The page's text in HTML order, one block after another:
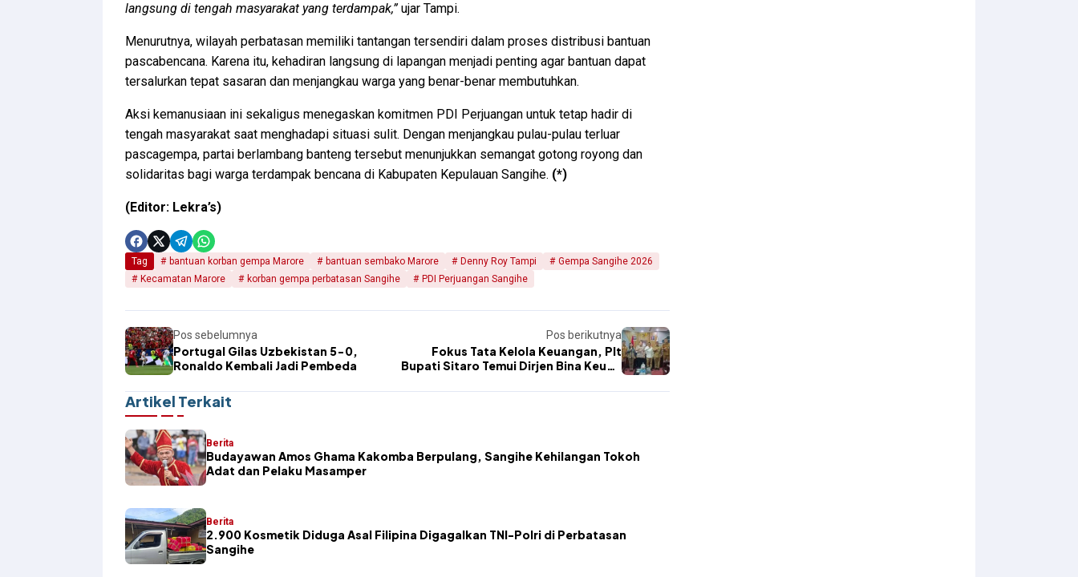
langsung di tengah masyarakat yang terdampak,”ujar Tampi.
Menurutnya, wilayah perbatasan memiliki tantangan tersendiri dalam proses distribusi bantuan
pascabencana. Karena itu, kehadiran langsung di lapangan menjadi penting agar bantuan dapat
tersalurkan tepat sasaran dan menjangkau warga yang benar-benar membutuhkan.
Aksi kemanusiaan ini sekaligus menegaskan komitmen PDI Perjuangan untuk tetap hadir di
tengah masyarakat saat menghadapi situasi sulit. Dengan menjangkau pulau-pulau terluar
pascagempa, partai berlambang banteng tersebut menunjukkan semangat gotong royong dan
solidaritas bagi warga terdampak bencana di Kabupaten Kepulauan Sangihe. (*)
(Editor: Lekra’s)
Tag bantuan korban gempa Marore bantuan sembako Marore Denny Roy Tampi
Gempa Sangihe 2026
Kecamatan Marore
korban gempa perbatasan Sangihe PDI Perjuangan Sangihe
Pos sebelumnya
Portugal Gilas Uzbekistan 5-0,
Ronaldo Kembali Jadi Pembeda
Pos berikutnya
Fokus Tata Kelola Keuangan, Plt
Bupati Sitaro Temui Dirjen Bina Keuda
Artikel Terkait
Berita
Budayawan Amos Ghama Kakomba Berpulang, Sangihe Kehilangan Tokoh
Adat dan Pelaku Masamper
Berita
2.900 Kosmetik Diduga Asal Filipina Digagalkan TNI-Polri di Perbatasan
Sangihe